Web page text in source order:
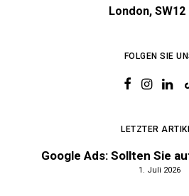
London, SW12
FOLGEN SIE
LETZTER
Google Ads: Sollten Sie
1. Juli 2026